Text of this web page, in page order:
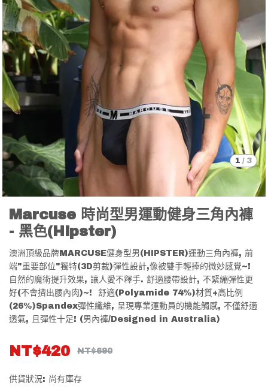
1 / 3
Marcuse 時尚型男運動健身三角內褲
- 黑色(Hipster)
澳洲頂級品牌MARCUSE健身型男(HIPSTER)運動三角內褲, 前
端"重要部位"獨特(3D剪裁)彈性設計,像被雙手輕捧的微妙感覺~!
自然的魔術提升效果, 讓人愛不釋手. 舒適腰帶設計, 不緊繃彈性更
好(不會擠出腰內肉)~! 舒適(Polyamide 74%)材質+高比例
(26%)Spandex彈性纖維, 呈現專業運動員的機能觸感, 不僅舒適
透氣, 且彈性十足! (男內褲/Designed in Australia)
NT$420 NT$690
供貨狀況: 尚有庫存